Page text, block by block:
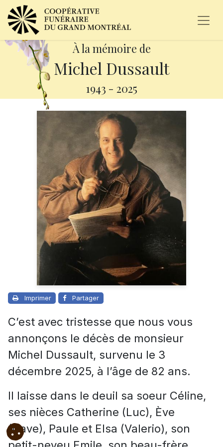
À la mémoire de
Michel Dussault
1943 - 2025
Imprimer Partager
C’est avec tristesse que nous vous
annonçons le décès de monsieur
Michel Dussault, survenu le 3
décembre 2025, à l’âge de 82 ans.
Il laisse dans le deuil sa soeur Céline,
ses nièces Catherine (Luc), Ève
(Dave), Paule et Elsa (Valerio), son